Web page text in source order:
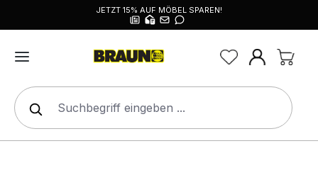
JETZT 15% AUF MÖBEL SPAREN!